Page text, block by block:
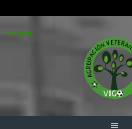
alAcceder